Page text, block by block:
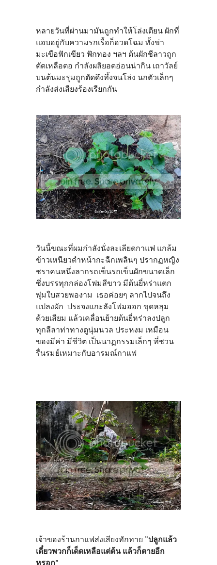
หลายวันที่ผ่านมามันถูกทำให้โล่งเตียน ผักที่
แอบอยู่กับความรกเรื้อก็อวดโฉม ทั้งข่า
มะเขือฟักเขียว ฟักทอง ฯลฯ ต้นผักชีลาวถูก
ตัดเหลือตอ กำลังผลิยอดอ่อนน่ากิน เถาวัลย์
บนต้นมะรุมถูกตัดดึงทึ้งจนโล่ง นกตัวเล็กๆ
กำลังส่งเสียงร้องเรียกกัน
วันนี้ขณะที่ผมกำลังนั่งละเลียดกาแฟ แกล้ม
ข้าวเหนียวดำหน้ากะฉีกเพลินๆ ปรากฏหญิง
ชราคนหนึ่งลากรถเข็นรถเข็นผักขนาดเล็ก
ซึ่งบรรทุกกล่องโฟมสีขาว มีต้นยี่หร่าแตก
พุ่มใบสวยพองาม เธอค่อยๆ ลากไปจนถึง
แปลงผัก ประจงแกะลังโฟมออก ขุดหลุม
ด้วยเสียม แล้วเคลื่อนย้ายต้นยี่หร่าลงปลูก
ทุกลีลาท่าทางดูนุ่มนวล ประหงม เหมือน
ของมีค่า มีชีวิต เป็นนาฏกรรมเล็กๆ ที่ชวน
รื่นรมย์เหมาะกับอารมณ์กาแฟ
เจ้าของร้านกาแฟส่งเสียงทักทาย “ปลูกแล้ว
เดี๋ยวพวกก็เด็ดเหลือแต่ต้น แล้วก็ตายอีก
หรอก”